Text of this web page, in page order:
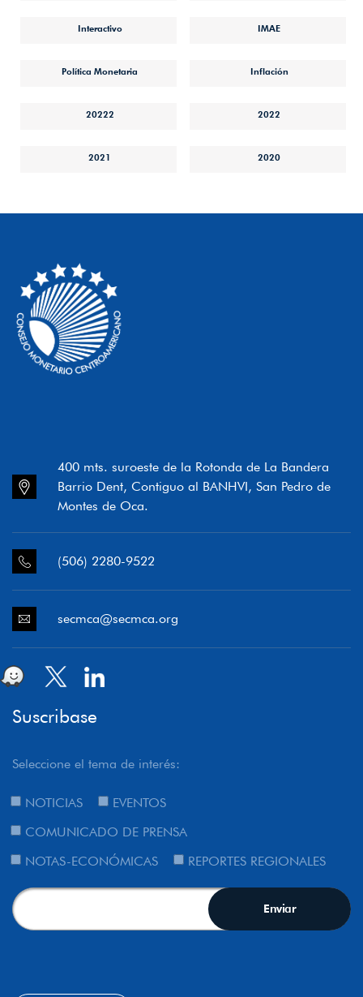
Interactivo IMAE
Política Monetaria Inflación
20222 2022
2021 2020
400 mts. suroeste de la Rotonda de La Bandera
Barrio Dent, Contiguo al BANHVI, San Pedro de
Montes de Oca.
(506) 2280-9522
secmca@secmca.org
Suscribase
Seleccione el tema de interés:
NOTICIAS
EVENTOS
COMUNICADO DE PRENSA
NOTAS-ECONÓMICAS
REPORTES REGIONALES